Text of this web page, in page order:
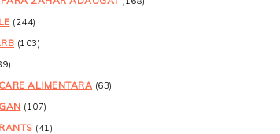
(244)
(103)
ALIMENTARA (63)
(107)
(41)